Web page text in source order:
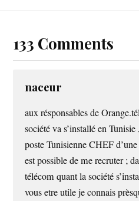
133 Comments
naceur
aux résponsables de
société va s’installé en
poste Tunisienne CHEF
est possible de me recruter ;
télécom quant la société
vous etre utile je connais